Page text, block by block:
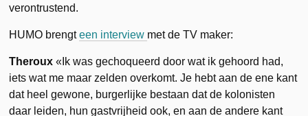
verontrustend.
HUMO brengteen interview met de TV maker:
Theroux«Ik was gechoqueerd door wat ik gehoord had,
iets wat me maar zelden overkomt. Je hebt aan de ene kant
dat heel gewone, burgerlijke bestaan dat de kolonisten
daar leiden, hun gastvrijheid ook, en aan de andere kant